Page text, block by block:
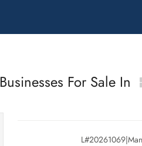
Businesses For Sale In هولندا
|
L#20261069